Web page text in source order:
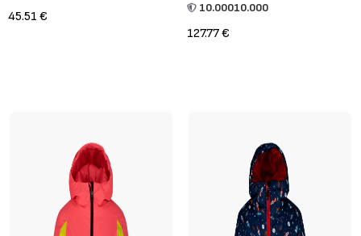
45.51 €
10.00010.000
127.77 €